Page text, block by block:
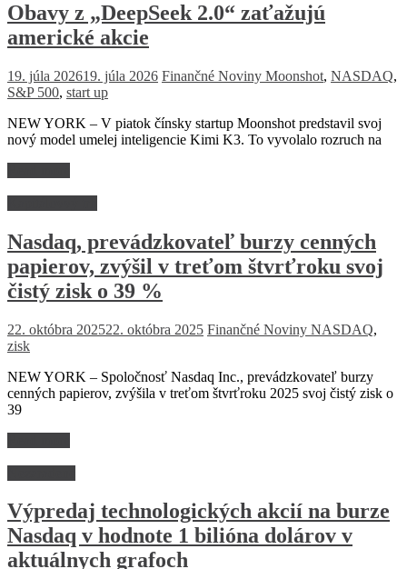
Obavy z „DeepSeek 2.0“ zaťažujú
americké akcie
19. júla 202619. júla 2026 Finančné Noviny Moonshot, NASDAQ,
S&P 500, start up
NEW YORK – V piatok čínsky startup Moonshot predstavil svoj
nový model umelej inteligencie Kimi K3. To vyvolalo rozruch na
Nasdaq, prevádzkovateľ burzy cenných
papierov, zvýšil v treťom štvrťroku svoj
čistý zisk o 39 %
22. októbra 202522. októbra 2025 Finančné Noviny NASDAQ,
zisk
NEW YORK – Spoločnosť Nasdaq Inc., prevádzkovateľ burzy
cenných papierov, zvýšila v treťom štvrťroku 2025 svoj čistý zisk o
39
Výpredaj technologických akcií na burze
Nasdaq v hodnote 1 bilióna dolárov v
aktuálnych grafoch